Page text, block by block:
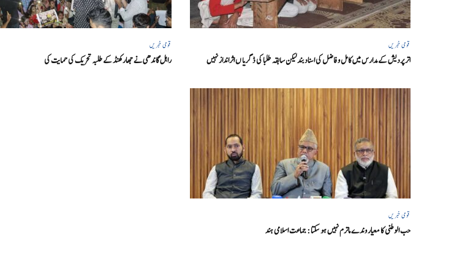
قومی خبریں
اتر پردیش کےمدارس میں کامل و فاضل کی اسناد بند لیکن سابقہ طلبا کی ڈگریا ں اثرانداز نہیں
قومی خبریں
راہل گاندھی نے جھارکھنڈ کے طلبہ تحریک کی حمایت کی
قومی خبریں
حب الوطنی کا معیار وندے ماترم نہیں ہو سکتا : جماعت اسلامی ہند